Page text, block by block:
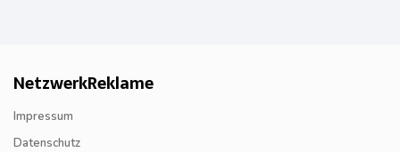
NetzwerkReklame
Impressum
Datenschutz